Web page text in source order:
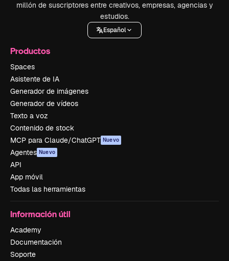
millón de suscriptores entre creativos, empresas, agencias y
estudios.
Español
Productos
Spaces
Asistente de IA
Generador de imágenes
Generador de vídeos
Texto a voz
Contenido de stock
MCP para Claude/ChatGPT Nuevo
Agentes Nuevo
API
App móvil
Todas las herramientas
Información útil
Academy
Documentación
Soporte